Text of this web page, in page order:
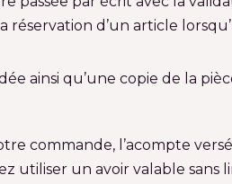
réservation d’un article
ainsi qu’une copie de la
commande, l’acompte
utiliser un avoir valable sans